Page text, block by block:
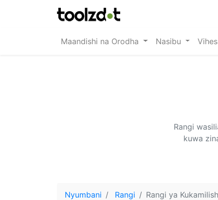
Maandishi na Orodha Nasibu
Rangi
kuwa
Nyumbani Rangi Rangi ya